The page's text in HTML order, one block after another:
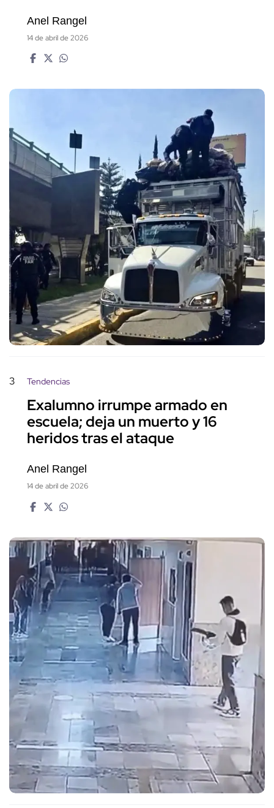
Anel Rangel
14 de abril de 2026
3 Tendencias
Exalumno irrumpe armado en
escuela; deja un muerto y 16
heridos tras el ataque
Anel Rangel
14 de abril de 2026